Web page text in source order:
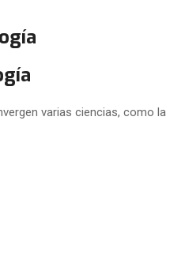
varias ciencias, como la